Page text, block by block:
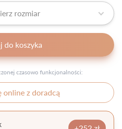
rozmiar
do koszyka
czasowo funkcjonalności:
online z doradcą